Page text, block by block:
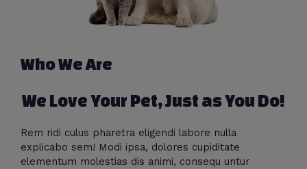
Who We Are
We Love Your Pet, Just as You Do!
Rem ridi culus pharetra eligendi labore nulla
explicabo sem! Modi ipsa, dolores cupiditate
elementum molestias dis animi, consequ untur